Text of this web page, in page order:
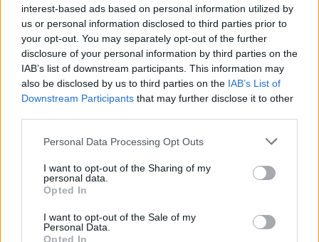
interest-based ads based on personal information utilized by
us or personal information disclosed to third parties prior to
your opt-out. You may separately opt-out of the further
disclosure of your personal information by third parties on the
IAB’s list of downstream participants. This information may
also be disclosed by us to third parties on the IAB’s List of
Downstream Participants that may further disclose it to other
Please note that this website/app uses one or more Google
not limited to your visit or usage behaviour. You may click to
grant or deny consent to Google and its third-party tags to
use your data for below specified purposes in below Google
consent section.
Personal Data Processing Opt Outs
I want to opt-out of the Sharing of my
personal data.
Opted In
I want to opt-out of the Sale of my
Personal Data.
Opted In
Aktuális
műemlékfelújítás műemlék restaurálás
Történelmi táj, amelynek minden köve mesél –